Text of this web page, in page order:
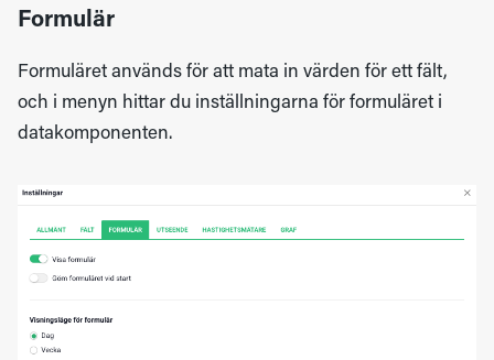
Formulär
Formuläret används för att mata in värden för ett fält,
och i menyn hittar du inställningarna för formuläret i
datakomponenten.